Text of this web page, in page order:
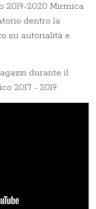
2019-2020 Mirmica
dentro la
su autorialità e
durante il
2017 - 2019: